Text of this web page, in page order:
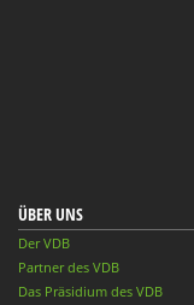
ÜBER UNS
Der VDB
Partner des VDB
Das Präsidium des VDB